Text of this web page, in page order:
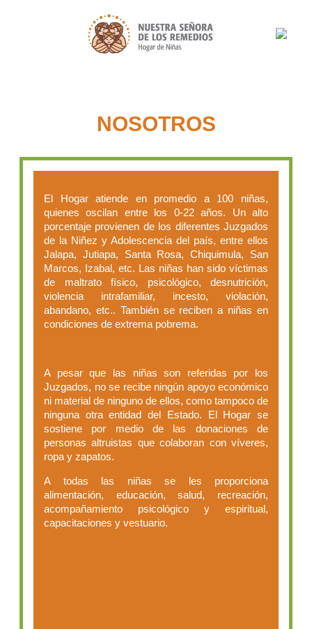
Pasar al contenido principal
NOSOTROS
El Hogar atiende en promedio a 100 niñas,
quienes oscilan entre los 0-22 años. Un alto
porcentaje provienen de los diferentes Juzgados
de la Niñez y Adolescencia del país, entre ellos
Jalapa, Jutiapa, Santa Rosa, Chiquimula, San
Marcos, Izabal, etc. Las niñas han sido víctimas
de maltrato físico, psicológico, desnutrición,
violencia intrafamiliar, incesto, violación,
abandano, etc.. También se reciben a niñas en
condiciones de extrema pobrema.
A pesar que las niñas son referidas por los
Juzgados, no se recibe ningún apoyo económico
ni material de ninguno de ellos, como tampoco de
ninguna otra entidad del Estado. El Hogar se
sostiene por medio de las donaciones de
personas altruistas que colaboran con víveres,
ropa y zapatos.
A todas las niñas se les proporciona
alimentación, educación, salud, recreación,
acompañamiento psicológico y espiritual,
capacitaciones y vestuario.